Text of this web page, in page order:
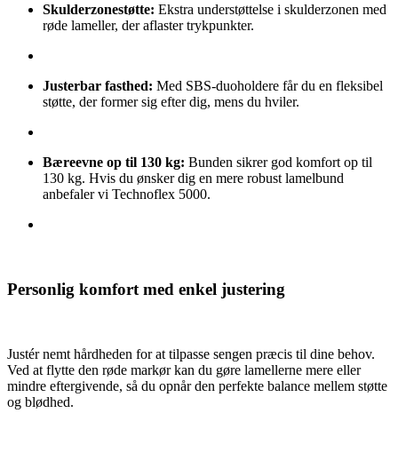
Skulderzonestøtte: Ekstra understøttelse i skulderzonen med
røde lameller, der aflaster trykpunkter.
Justerbar fasthed: Med SBS-duoholdere får du en fleksibel
støtte, der former sig efter dig, mens du hviler.
Bæreevne op til 130 kg: Bunden sikrer god komfort op til
130 kg. Hvis du ønsker dig en mere robust lamelbund
anbefaler vi Technoflex 5000.
Personlig komfort med enkel justering
Justér nemt hårdheden for at tilpasse sengen præcis til dine behov.
Ved at flytte den røde markør kan du gøre lamellerne mere eller
mindre eftergivende, så du opnår den perfekte balance mellem støtte
og blødhed.